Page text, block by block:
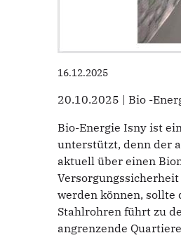
16.12.2025
20.10.2025 | Bio -
Bio-Energie Isny ist
unterstützt, denn der
aktuell über einen
werden können, sollte
Stahlrohren führt zu
angrenzende